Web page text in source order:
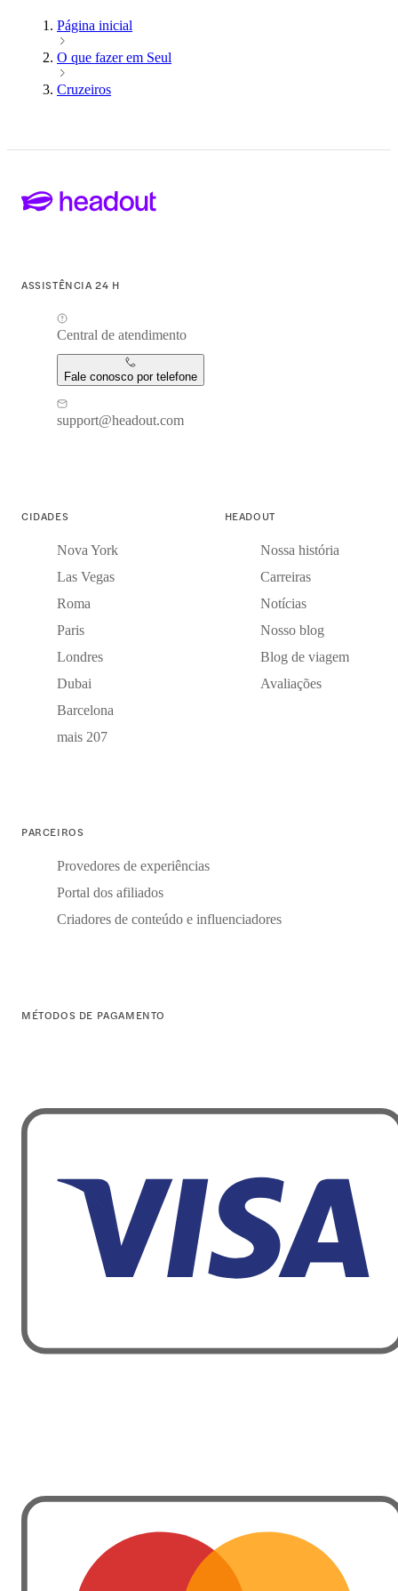
Página inicial
O que fazer em Seul
Cruzeiros
ASSISTÊNCIA 24 H
Central de atendimento
Fale conosco por telefone
support@headout.com
CIDADES
Nova York
Las Vegas
Roma
Paris
Londres
Dubai
Barcelona
mais 207
HEADOUT
Nossa história
Carreiras
Notícias
Nosso blog
Blog de viagem
Avaliações
PARCEIROS
Provedores de experiências
Portal dos afiliados
Criadores de conteúdo e influenciadores
MÉTODOS DE PAGAMENTO